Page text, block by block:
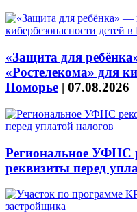
«Защита для
«Ростелекома» для
Поморье | 07.08.2026
Региональное УФНС
реквизиты перед